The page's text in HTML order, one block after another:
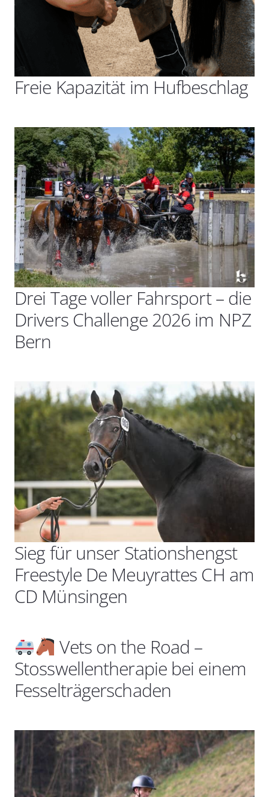
Freie Kapazität im Hufbeschlag
Drei Tage voller Fahrsport – die
Drivers Challenge 2026 im NPZ
Bern
Sieg für unser Stationshengst
Freestyle De Meuyrattes CH am
CD Münsingen
Vets on the Road –
Stosswellentherapie bei einem
Fesselträgerschaden